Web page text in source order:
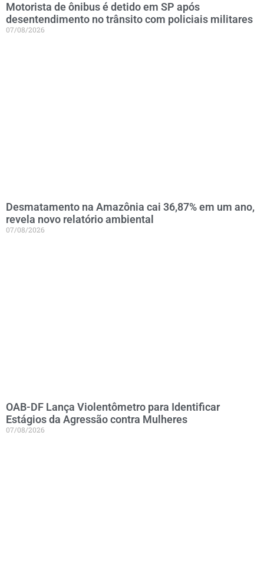
Motorista de ônibus é detido em SP após
desentendimento no trânsito com policiais militares
07/08/2026
Desmatamento na Amazônia cai 36,87% em um ano,
revela novo relatório ambiental
07/08/2026
OAB-DF Lança Violentômetro para Identificar
Estágios da Agressão contra Mulheres
07/08/2026